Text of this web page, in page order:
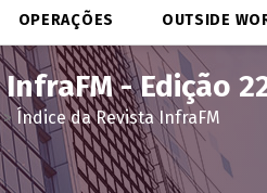
OPERAÇÕES OUTSIDE
- Edição
Índice da Revista InfraFM